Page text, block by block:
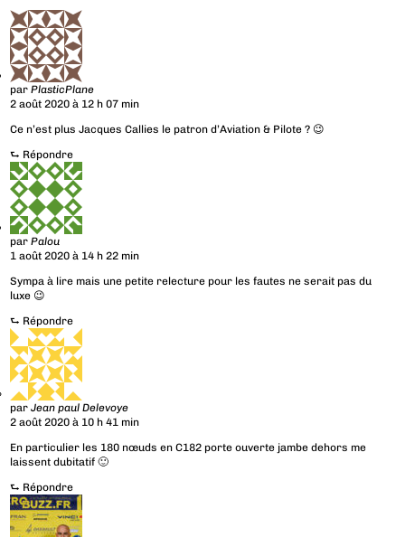
parPlasticPlane
2 août 2020 à 12 h 07 min
Ce n’est plus Jacques Callies le patron d’Aviation & Pilote ? 😉
⮑ Répondre
parPalou
1 août 2020 à 14 h 22 min
Sympa à lire mais une petite relecture pour les fautes ne serait pas du
luxe 😉
⮑ Répondre
parJean paul Delevoye
2 août 2020 à 10 h 41 min
En particulier les 180 nœuds en C182 porte ouverte jambe dehors me
laissent dubitatif 🙂
⮑ Répondre